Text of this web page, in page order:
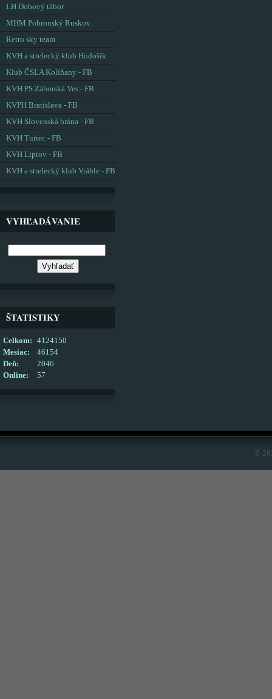
LH Dobový tábor
MHM Pohronský Ruskov
Retro sky team
KVH a strelecký klub Hodošík
Klub ČSĽA Kolíňany - FB
KVH PS Záhorská Ves - FB
KVPH Bratislava - FB
KVH Slovenská brána - FB
KVH Turiec - FB
KVH Liptov - FB
KVH a strelecký klub Vráble - FB
VYHĽADÁVANIE
ŠTATISTIKY
Online: 57
Celkom:
4124150
Mesiac:
46154
Deň:
2046
©